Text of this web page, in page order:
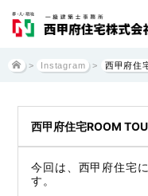
> Instagram > 西甲府住
西甲府住宅ROOM
今回は、西甲府住宅
す。